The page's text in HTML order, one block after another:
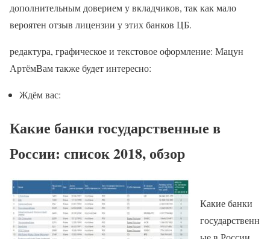
дополнительным доверием у вкладчиков, так как мало
вероятен отзыв лицензии у этих банков ЦБ.
редактура, графическое и текстовое оформление: Мацун
АртёмВам также будет интересно:
Ждём вас:
Какие банки государственные в
России: список 2018, обзор
Какие банки
государственн